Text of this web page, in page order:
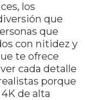
los
que
que
con nitidez y
te ofrece
cada detalle
porque
de alta